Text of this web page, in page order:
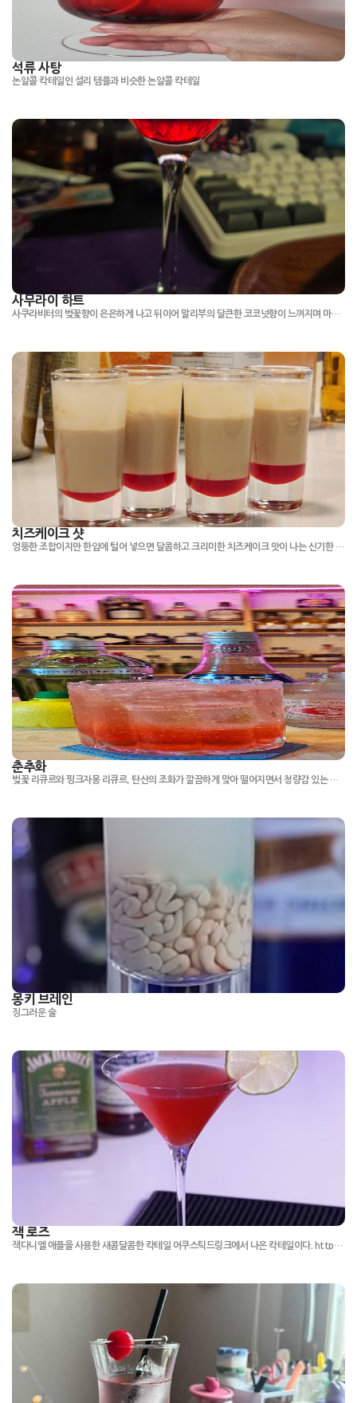
석류 사탕
논알콜 칵테일인 셜리 템플과 비슷한 논알콜 칵테일
사무라이 하트
사쿠라비터의 벚꽃향이 은은하게 나고 뒤이어 말리부의 달큰한 코코넛향이 느껴지며 마지막을 상큼한 베리로 마무리하는 칵테일
치즈케이크 샷
엉뚱한 조합이지만 한입에 털어 넣으면 달콤하고 크리미한 치즈케이크 맛이 나는 신기한 슈터 칵테일
춘추화
벚꽃 리큐르와 핑크자몽 리큐르, 탄산의 조화가 깔끔하게 맞아 떨어지면서 청량감 있는 플라워 계열 하이볼 자작칵테일
몽키 브레인
징그러운 술
잭 로즈
잭다니엘 애플을 사용한 새콤달콤한 칵테일 어쿠스틱드링크에서 나온 칵테일이다. https://youtube.com/shorts/Lcijt_N3AwE?si=vPQjd4F8jQ-uTI8R